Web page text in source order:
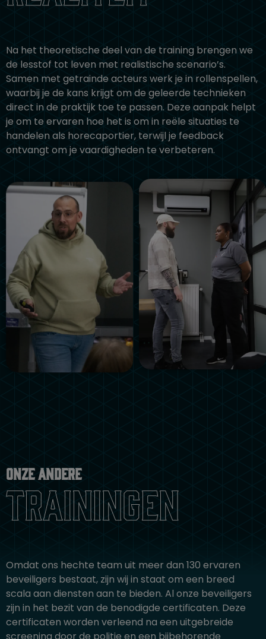
Na het theoretische deel van de training brengen we
de lesstof tot leven met realistische scenario’s.
Samen met getrainde acteurs werk je in rollenspellen,
waarbij je de kans krijgt om de geleerde technieken
direct in de praktijk toe te passen. Deze aanpak helpt
je om te ervaren hoe het is om in reële situaties te
handelen als horecaportier, terwijl je feedback
ontvangt om je vaardigheden te verbeteren.
Onze andere
trainingen
Omdat ons hechte team uit meer dan 130 ervaren
beveiligers bestaat, zijn wij in staat om een breed
scala aan diensten aan te bieden. Al onze beveiligers
zijn in het bezit van de benodigde certificaten. Deze
certificaten worden verleend na een uitgebreide
screening door de politie en een bijbehorende